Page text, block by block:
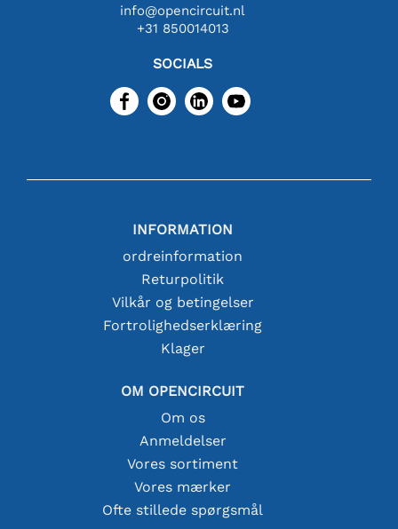
info@opencircuit.nl
+31 850014013
SOCIALS
INFORMATION
ordreinformation
Returpolitik
Vilkår og betingelser
Fortrolighedserklæring
Klager
OM OPENCIRCUIT
Om os
Anmeldelser
Vores sortiment
Vores mærker
Ofte stillede spørgsmål